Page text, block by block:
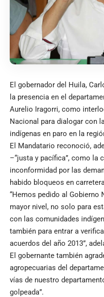
El gobernador del Huila,
la presencia en el
Aurelio Iragorri, como
Nacional para dialogar con
indígenas en paro en la
El Mandatario reconoció,
–“justa y pacífica”, como la
inconformidad por las
habido bloqueos en
“Hemos pedido al Gobierno
mayor nivel, no solo para
con las comunidades
también para entrar a
acuerdos del año 2013”,
El gobernante también
agropecuarias del
vías de nuestro
golpeada”.